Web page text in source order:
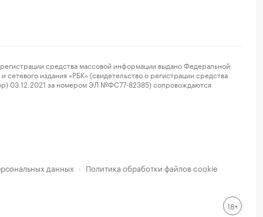
средства массовой информации выдано Федеральной
издания «РБК» (свидетельство о регистрации средства
03.12.2021 за номером ЭЛ №ФС77-82385) сопровождаются
данных · Политика обработки файлов cookie
18+